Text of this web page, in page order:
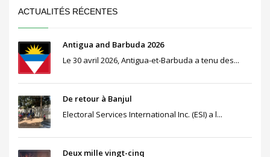
ACTUALITÉS RÉCENTES
Antigua and Barbuda 2026
Le 30 avril 2026, Antigua-et-Barbuda a tenu des...
De retour à Banjul
Electoral Services International Inc. (ESI) a l...
Deux mille vingt-cinq